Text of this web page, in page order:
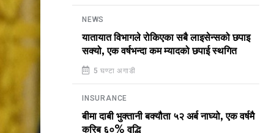
NEWS
यातायात विभागले रोकिएका सबै लाइसेन्सको छपाइ
सक्यो, एक वर्षभन्दा कम म्यादको छपाई स्थगित
5 घण्टा अगाडी
INSURANCE
बीमा दाबी भुक्तानी बक्यौता ५२ अर्ब नाघ्यो, एक वर्षमै
करिब ६०% वृद्धि